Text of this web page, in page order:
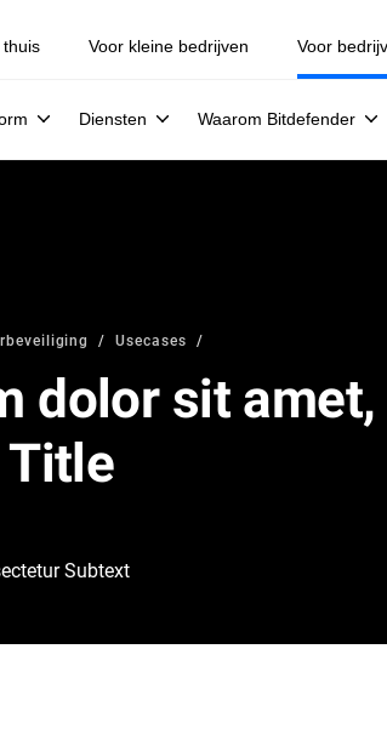
thuis Voor kleine bedrijven Voor
Diensten Waarom Bitdefender
Usecases
dolor sit amet,
Subtext